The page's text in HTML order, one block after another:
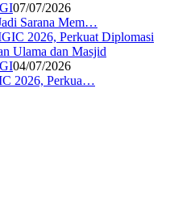
07/07/2026
Sarana Mem…
04/07/2026
2026, Perkua…